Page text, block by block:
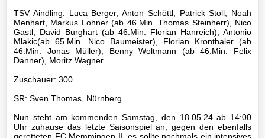
Stockschützen
Gymnastik
Basketball
TSV
TSV Aindling: Luca Berger, Anton Schöttl, Patrick Stoll, Noah
Menhart, Markus Lohner (ab 46.Min. Thomas Steinherr), Nico
Gastl, David Burghart (ab 46.Min. Florian Hanreich), Antonio
Mlakic(ab 65.Min. Nico Baumeister), Florian Kronthaler (ab
46.Min. Jonas Müller), Benny Woltmann (ab 46.Min. Felix
Danner), Moritz Wagner.
Zuschauer: 300
SR: Sven Thomas, Nürnberg
Nun steht am kommenden Samstag, den 18.05.24 ab 14:00
Uhr zuhause das letzte Saisonspiel an, gegen den ebenfalls